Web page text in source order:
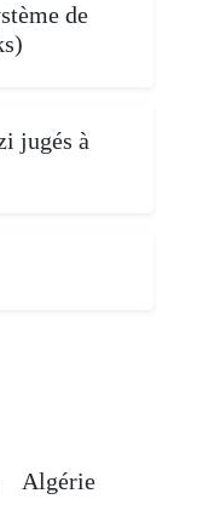
de
jugés à
Algérie